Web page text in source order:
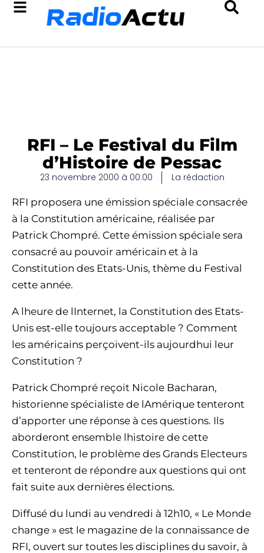
RFI – Le Festival du Film
d’Histoire de Pessac
23 novembre 2000 à 00:00 La rédaction
RFI proposera une émission spéciale consacrée
à la Constitution américaine, réalisée par
Patrick Chompré. Cette émission spéciale sera
consacré au pouvoir américain et à la
Constitution des Etats-Unis, thème du Festival
cette année.
A lheure de lInternet, la Constitution des Etats-
Unis est-elle toujours acceptable ? Comment
les américains perçoivent-ils aujourdhui leur
Constitution ?
Patrick Chompré reçoit Nicole Bacharan,
historienne spécialiste de lAmérique tenteront
d’apporter une réponse à ces questions. Ils
aborderont ensemble lhistoire de cette
Constitution, le problème des Grands Electeurs
et tenteront de répondre aux questions qui ont
fait suite aux dernières élections.
Diffusé du lundi au vendredi à 12h10, « Le Monde
change » est le magazine de la connaissance de
RFI, ouvert sur toutes les disciplines du savoir, à